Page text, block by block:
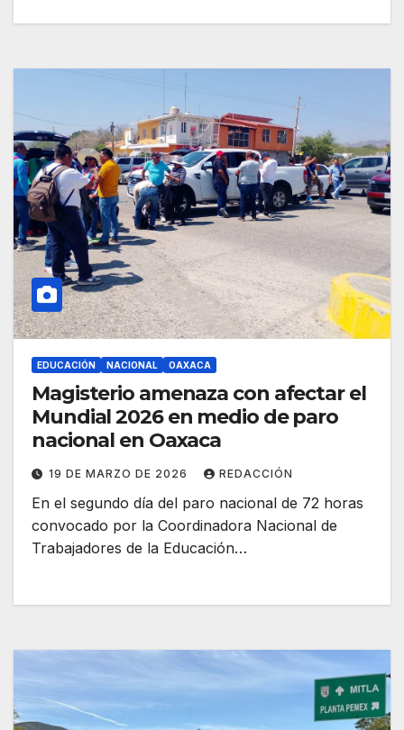
EDUCACIÓN NACIONAL OAXACA
Magisterio amenaza con afectar el
Mundial 2026 en medio de paro
nacional en Oaxaca
19 DE MARZO DE 2026 REDACCIÓN
En el segundo día del paro nacional de 72 horas
convocado por la Coordinadora Nacional de
Trabajadores de la Educación…